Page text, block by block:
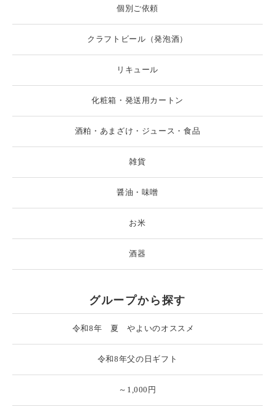
個別ご依頼
クラフトビール（発泡酒）
リキュール
化粧箱・発送用カートン
酒粕・あまざけ・ジュース・食品
雑貨
醤油・味噌
お米
酒器
グループから探す
令和8年 夏 やよいのオススメ
令和8年父の日ギフト
～1,000円